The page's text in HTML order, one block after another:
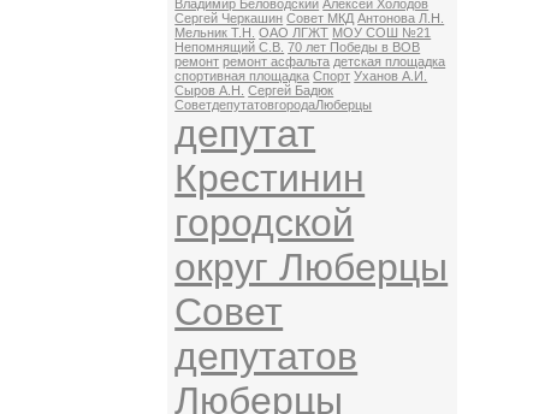
Владимир Беловодский Алексей Холодов
Сергей Черкашин Совет МКД Антонова Л.Н.
Мельник Т.Н.
ОАО ЛГЖТ МОУ СОШ №21
Непомнящий С.В. 70 лет Победы в ВОВ
ремонт ремонт асфальта детская площадка
спортивная площадка Спорт Уханов А.И.
Сыров А.Н.
Сергей Бадюк
СоветдепутатовгородаЛюберцы
депутат
Крестинин
городской
округ Люберцы
Совет
депутатов
Люберцы